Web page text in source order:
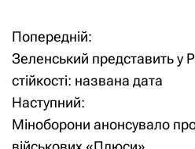
Н
а
в
і
Попередній:
Зеленський представить у
стійкості: названа дата
Наступний:
Міноборони анонсувало